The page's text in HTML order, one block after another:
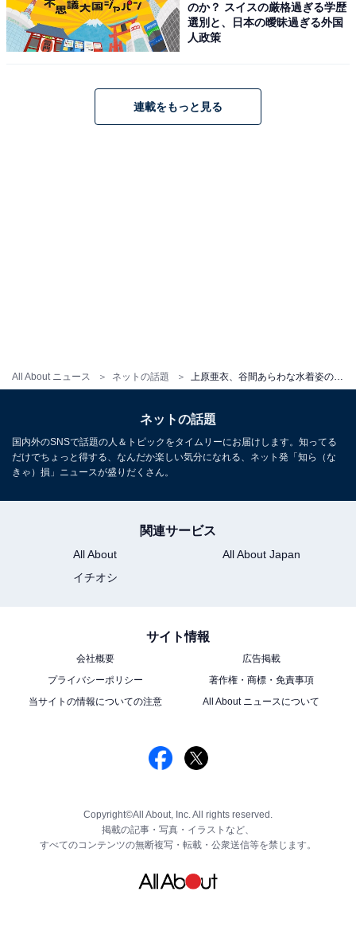
All About ニュース ネットの話題
のか？ スイスの厳格過ぎる学歴
選別と、日本の曖昧過ぎる外国
人政策
連載をもっと見る
ネットの話題
国内外のSNSで話題の人＆トピックをタイムリーにお届けします。知ってる
だけでちょっと得する、なんだか楽しい気分になれる、ネット発「知ら（な
きゃ）損」ニュースが盛りだくさん。
関連サービス
All About
All About Japan
イチオシ
サイト情報
会社概要
広告掲載
プライバシーポリシー
著作権・商標・免責事項
当サイトの情報についての注意
All About ニュースについて
Copyright©All About, Inc. All rights reserved.
掲載の記事・写真・イラストなど、
すべてのコンテンツの無断複写・転載・公衆送信等を禁じます。